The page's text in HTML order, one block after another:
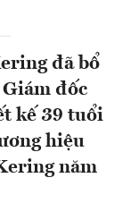
đã bổ
đốc
kế 39 tuổi
hiệu
năm